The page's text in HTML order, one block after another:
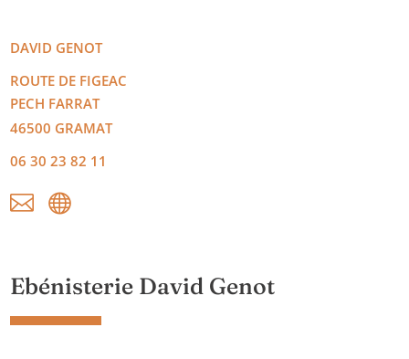
DAVID GENOT
ROUTE DE FIGEAC
PECH FARRAT
46500 GRAMAT
06 30 23 82 11
 
Ebénisterie David Genot